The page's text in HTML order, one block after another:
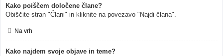
Kako poiščem določene člane?
Obiščite stran "Člani" in kliknite na povezavo "Najdi člana".
Na vrh
Kako najdem svoje objave in teme?